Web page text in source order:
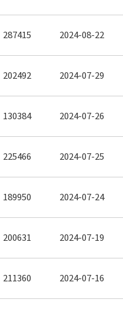
287415 2024-08-22
202492 2024-07-29
130384 2024-07-26
225466 2024-07-25
189950 2024-07-24
200631 2024-07-19
211360 2024-07-16